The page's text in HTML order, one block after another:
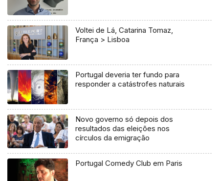
Voltei de Lá, Catarina Tomaz,
França > Lisboa
Portugal deveria ter fundo para
responder a catástrofes naturais
Novo governo só depois dos
resultados das eleições nos
círculos da emigração
Portugal Comedy Club em Paris